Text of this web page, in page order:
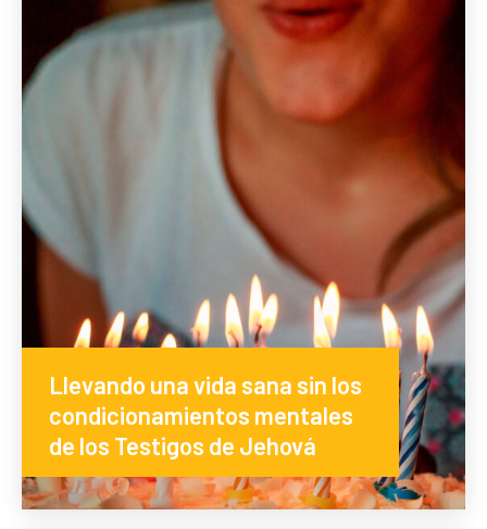
Llevando una vida sana sin los
condicionamientos mentales
de los Testigos de Jehová